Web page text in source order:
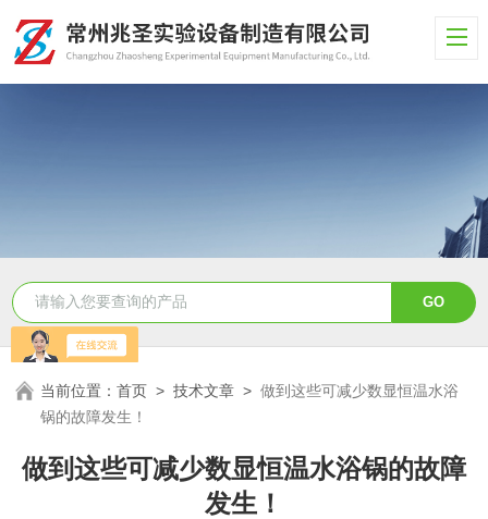
当前位置：首页 >技术文章 >做到这些可减少数显恒温水浴
锅的故障发生！
做到这些可减少数显恒温水浴锅的故障
发生！